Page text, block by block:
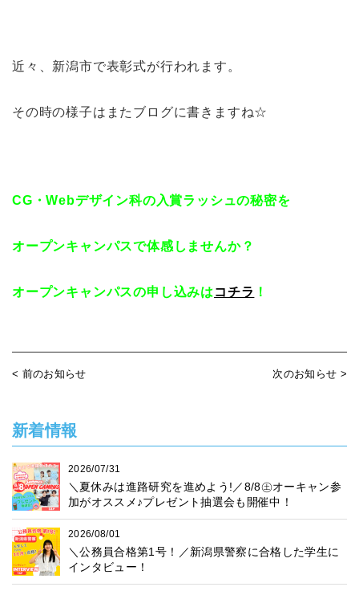
近々、新潟市で表彰式が行われます。
その時の様子はまたブログに書きますね☆
CG・Webデザイン科の入賞ラッシュの秘密を
オープンキャンパスで体感しませんか？
オープンキャンパスの申し込みは コチラ ！
< 前のお知らせ 次のお知らせ >
新着情報
2026/07/31
＼夏休みは進路研究を進めよう!／8/8㊏オーキャン参
加がオススメ♪プレゼント抽選会も開催中！
2026/08/01
＼公務員合格第1号！／新潟県警察に合格した学生に
インタビュー！